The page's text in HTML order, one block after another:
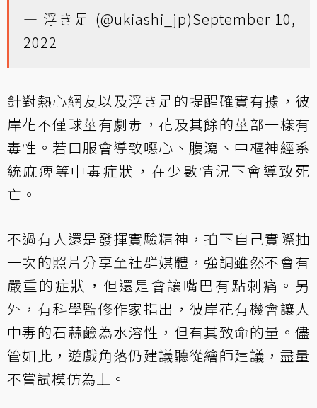
— 浮き足 (@ukiashi_jp)September 10,
2022
針對熱心網友以及浮き足的提醒確實有據，彼
岸花不僅球莖有劇毒，花及其餘的莖部一樣有
毒性。若口服會導致噁心、腹瀉、中樞神經系
統麻痺等中毒症狀，在少數情況下會導致死
亡。
不過有人還是發揮實驗精神，拍下自己實際抽
一次的照片分享至社群媒體，強調雖然不會有
嚴重的症狀，但還是會讓嘴巴有點刺痛。另
外，有科學監修作家指出，彼岸花有機會讓人
中毒的石蒜鹼為水溶性，但有其致命的量。儘
管如此，遊戲角落仍建議聽從繪師建議，盡量
不嘗試模仿為上。